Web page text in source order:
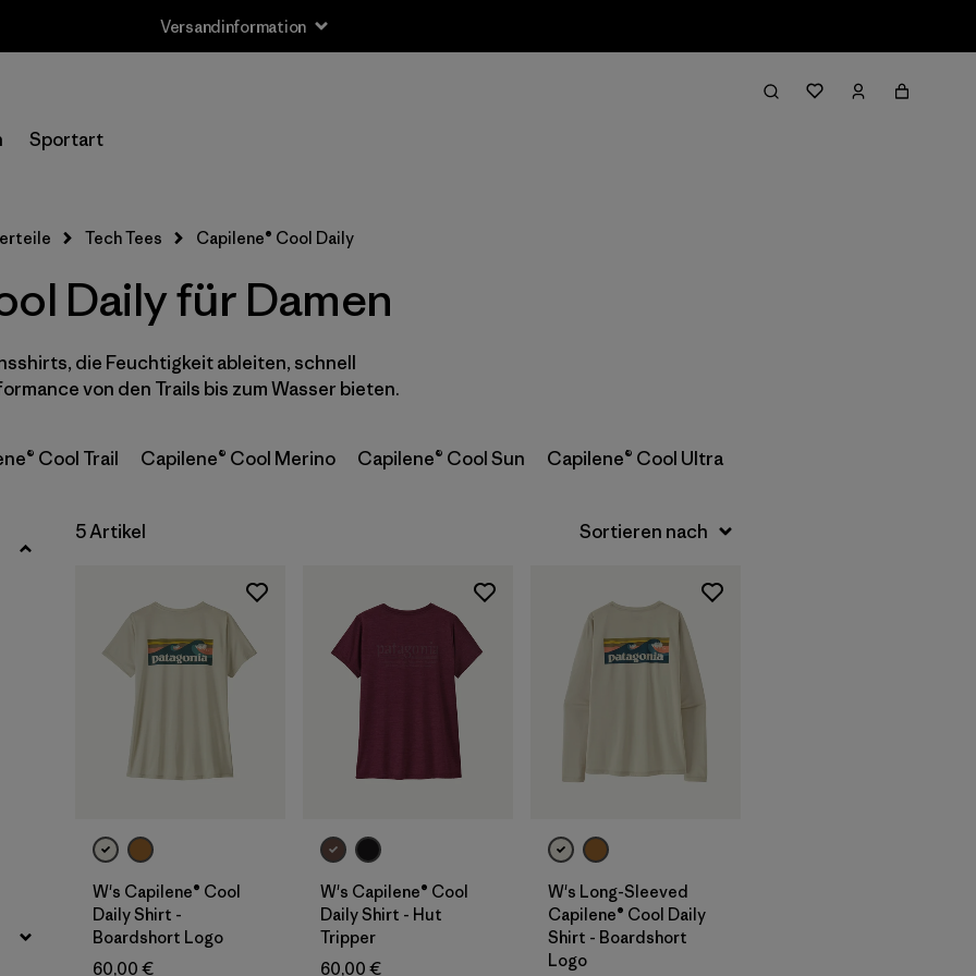
Versandinformation
Sportart
Filter & Sort
L (5)
XL (5)
Filter by
Passform
Eigenschaften
Tech Tees Capilene® Cool Daily
Daily für Damen
die Feuchtigkeit ableiten, schnell
von den Trails bis zum Wasser bieten.
Cool Trail Capilene® Cool Merino Capilene® Cool Sun Capilene® Cool Ultra
5 Artikel
W's Capilene® Cool
Daily Shirt -
Boardshort Logo
60,00 €
W's Capilene® Cool
Daily Shirt - Hut
Tripper
60,00 €
W's Long-Sleeved
Capilene® Cool Daily
Shirt - Boardshort
Logo